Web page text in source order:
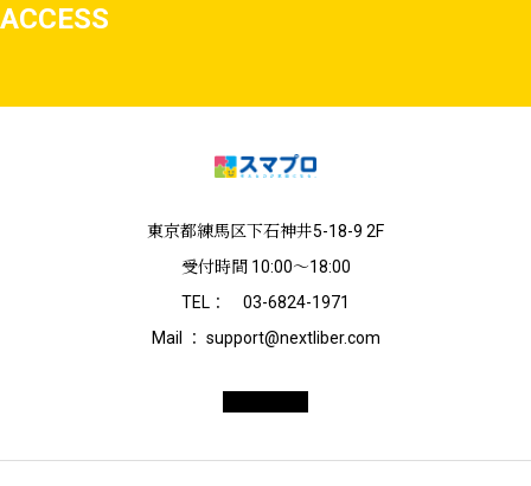
ACCESS
東京都練馬区下石神井5-18-9 2F
受付時間 10:00〜18:00
TEL： 03-6824-1971
Mail ： support@nextliber.com